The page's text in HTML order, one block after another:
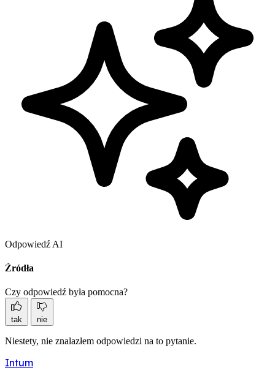
Odpowiedź AI
Źródła
Czy odpowiedź była pomocna?
tak nie
Niestety, nie znalazłem odpowiedzi na to pytanie.
Intum